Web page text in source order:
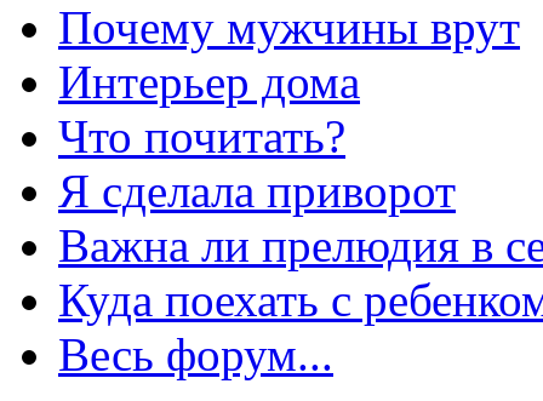
Почему мужчины врут
Интерьер дома
Что почитать?
Я сделала приворот
Важна ли прелюдия в
Куда поехать с
Весь форум...